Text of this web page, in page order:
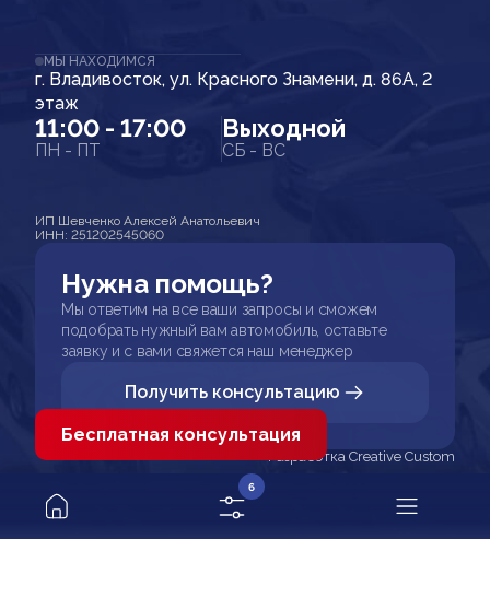
МЫ НАХОДИМСЯ
г. Владивосток, ул. Красного Знамени, д. 86А, 2
этаж
11:00 - 17:00
ПН - ПТ
Выходной
СБ - ВС
ИП Шевченко Алексей Анатольевич
ИНН: 251202545060
Нужна помощь?
Мы ответим на все ваши запросы и сможем
подобрать нужный вам автомобиль, оставьте
заявку и с вами свяжется наш менеджер
Получить консультацию
Разработка Creative Custom
6
Бесплатная консультация